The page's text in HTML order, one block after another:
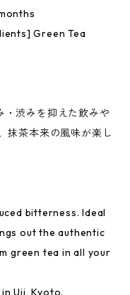
Green Tea
・渋みを抑えた飲みや
抹茶本来の風味が楽し
bitterness. Ideal
out the authentic
green tea in all your
Uji, Kyoto.